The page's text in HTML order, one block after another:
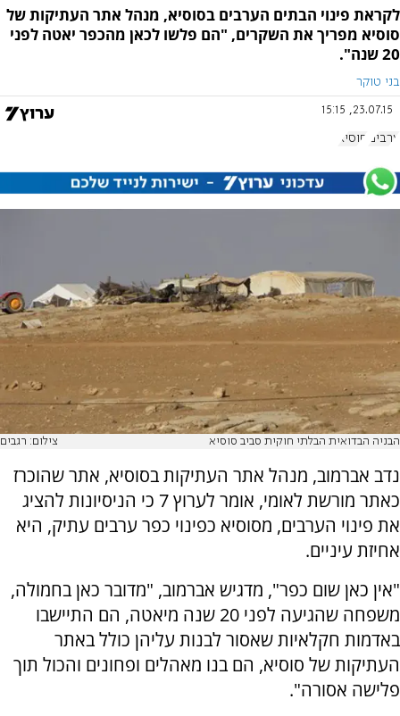
לקראת פינוי הבתים הערבים בסוסיא, מנהל אתר העתיקות של
סוסיא מפריך את השקרים, "הם פלשו לכאן מהכפר יאטה לפני
20 שנה".
בני טוקר
23.07.15, 15:15
ערבים סוסיא
הבניה הבדואית הבלתי חוקית סביב סוסיא צילום: רגבים
נדב אברמוב, מנהל אתר העתיקות בסוסיא, אתר שהוכרז
כאתר מורשת לאומי, אומר לערוץ 7 כי הניסיונות להציג
את פינוי הערבים, מסוסיא כפינוי כפר ערבים עתיק, היא
אחיזת עיניים.
"אין כאן שום כפר", מדגיש אברמוב, "מדובר כאן בחמולה,
משפחה שהגיעה לפני 20 שנה מיאטה, הם התיישבו
באדמות חקלאיות שאסור לבנות עליהן כולל באתר
העתיקות של סוסיא, הם בנו מאהלים ופחונים והכול תוך
פלישה אסורה".